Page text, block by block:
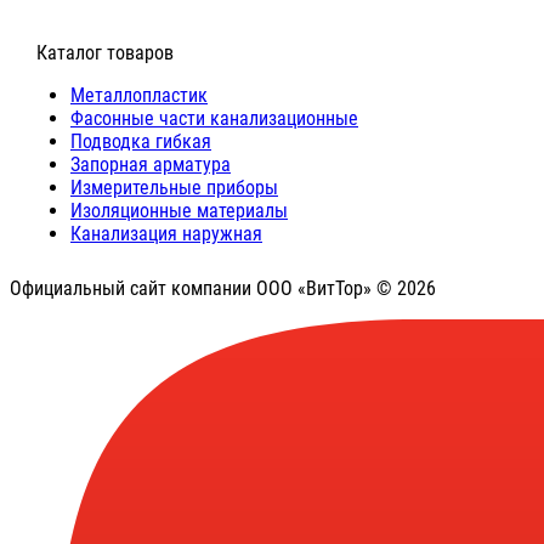
⠀Каталог товаров
Металлопластик
Фасонные части канализационные
Подводка гибкая
Запорная арматура
Измерительные приборы
Изоляционные материалы
Канализация наружная
Официальный сайт компании ООО «ВитТор» © 2026